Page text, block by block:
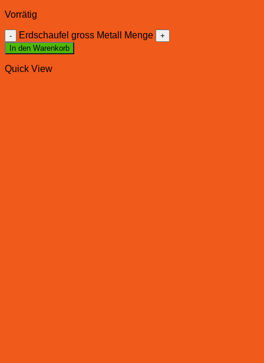
Vorrätig
Erdschaufel gross Metall Menge
In den Warenkorb
Quick View